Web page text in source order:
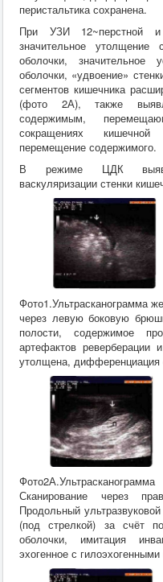
перистальтика сохранена.
При УЗИ 12~перстной и
значительное
оболочки, значительное
оболочки, «удвоение»
сегментов кишечника
(фото 2А), также
содержимым,
сокращениях кишечной
перемещение содержимого.
В режиме ЦДК
васкуляризации стенки
Фото1.Ультрасканограмма
через левую боковую
полости, содержимое
артефактов реверберации
утолщена, дифференциация
Сканирование через
Продольный
(под стрелкой) за счёт
оболочки, имитация
эхогенное с